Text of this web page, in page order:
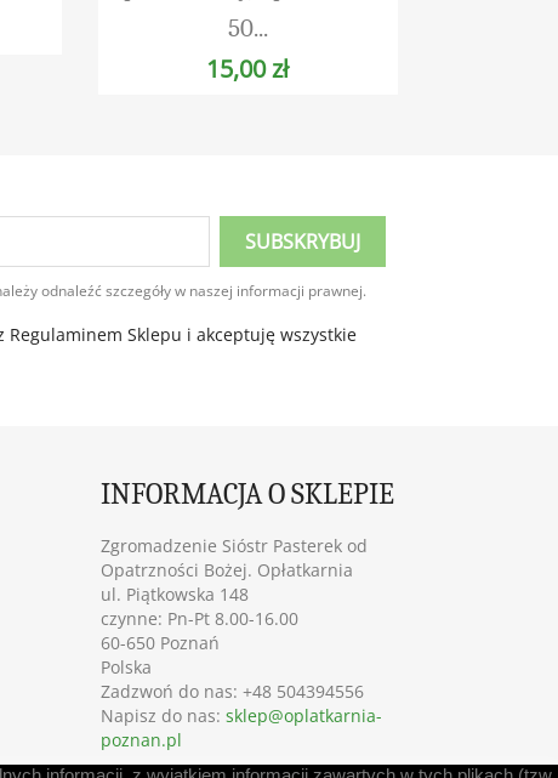
50...
15,00 zł
odnaleźć szczegóły w naszej informacji prawnej.
Regulaminem Sklepu i akceptuję wszystkie
INFORMACJA O SKLEPIE
Zgromadzenie Sióstr Pasterek od
Opatrzności Bożej. Opłatkarnia
ul. Piątkowska 148
czynne: Pn-Pt 8.00-16.00
60-650 Poznań
Polska
Zadzwoń do nas: +48 504394556
Napisz do nas: sklep@oplatkarnia-
poznan.pl